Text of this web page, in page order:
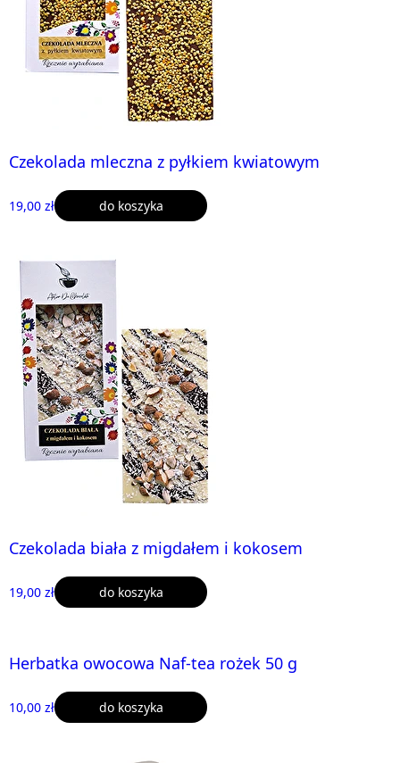
Czekolada mleczna z pyłkiem kwiatowym
19,00 zł do koszyka
Czekolada biała z migdałem i kokosem
19,00 zł do koszyka
Herbatka owocowa Naf-tea rożek 50 g
10,00 zł do koszyka